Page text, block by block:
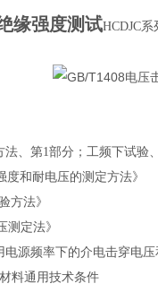
缘强度测试HCDJC系
、第1部分；工频下试验
和耐电压的测定方法》
方法》
测定法》
源频率下的介电击穿电压
料通用技术条件